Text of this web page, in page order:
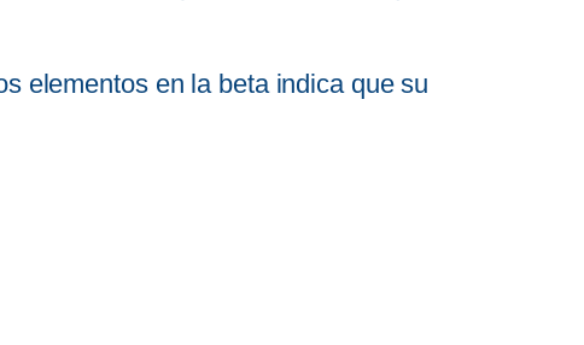
elementos en la beta indica que su